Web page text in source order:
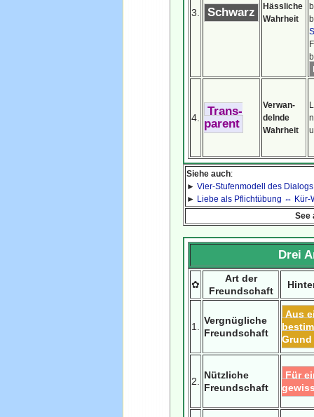
3. Schwarz
Hässliche
Wahrheit
4.
Trans-
parent
Verwan-
delnde
Wahrheit
Siehe auch:
►Vier-Stufenmodell des
► Liebe als Pflichtübung ⇔ Kür-
See
Drei
✿
Art der
Freundschaft
1.
Vergnügliche
Freundschaft
Aus
Grund
2.
Nützliche
Freundschaft
Für